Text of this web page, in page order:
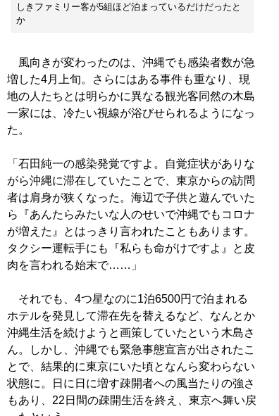
しきファミリー客が5組ほど泊まっているだけだったと
か
風向きが変わったのは、沖縄でも感染者数が急
増した4月上旬。さらにはある事件も重なり、現
地の人たちとは明らかに異なる観光客同然の木島
一家には、冷たい視線が浴びせられるようになっ
た。
「石田純一の感染発覚ですよ。自覚症状がありな
がら沖縄に滞在していたことで、東京からの訪問
者は肩身が狭くなった。海辺で子供と遊んでいた
ら『あんたらみたいな人のせいで沖縄でもコロナ
が増えた』とはっきり言われたこともあります。
タクシー運転手にも『私らも命がけですよ』と皮
肉を言われる始末で……」
それでも、4つ星なのに1泊6500円で泊まれる
ホテルを発見して滞在先を替えるなど、なんとか
沖縄生活を続けようと画策していたという木島さ
ん。しかし、沖縄でも緊急事態宣言が出されたこ
とで、結果的に東京にいた頃となんら変わらない
状態に。日に日に増す疎開者への風当たりの強さ
もあり、22日間の疎開生活を終え、東京へ舞い戻